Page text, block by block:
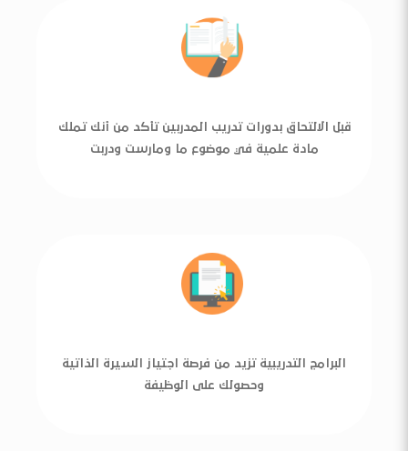
قبل الالتحاق بدورات تدريب المدربين تأكد من أنك تملك
مادة علمية في موضوع ما ومارست ودربت
البرامج التدريبية تزيد من فرصة اجتياز السيرة الذاتية
وحصولك على الوظيفة